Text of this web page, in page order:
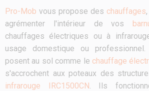
Pro-Mob vous propose des chauffages
agrémenter l'intérieur de vos
chauffages électriques ou à
usage domestique ou
posent au sol comme le chauffage
s'accrochent aux poteaux des
infrarouge IRC1500CN. Ils